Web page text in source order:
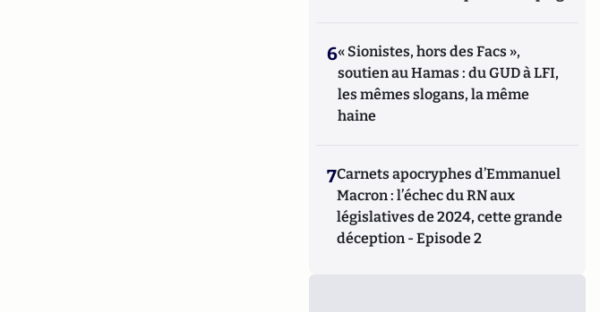
6« Sionistes, hors des Facs »,
soutien au Hamas : du GUD à LFI,
les mêmes slogans, la même
haine
7Carnets apocryphes d’Emmanuel
Macron : l’échec du RN aux
législatives de 2024, cette grande
déception - Episode 2